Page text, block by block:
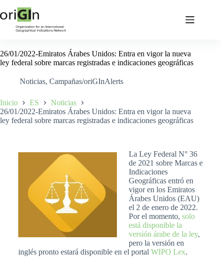
26/01/2022-Emiratos Árabes Unidos: Entra en vigor la nueva
ley federal sobre marcas registradas e indicaciones geográficas
Noticias, Campañas/oriGInAlerts
Inicio ES
Noticias
26/01/2022-Emiratos Árabes Unidos: Entra en vigor la nueva
ley federal sobre marcas registradas e indicaciones geográficas
La Ley Federal N° 36
de 2021 sobre Marcas e
Indicaciones
Geográficas entró en
vigor en los Emiratos
Árabes Unidos (EAU)
el 2 de enero de 2022.
Por el momento, solo
está disponible la
versión árabe de la ley,
pero la versión en
inglés pronto estará disponible en el portal WIPO Lex.